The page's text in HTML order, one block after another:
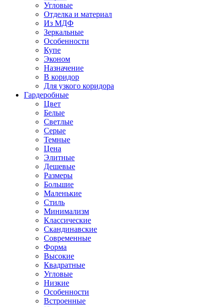
Угловые
Отделка и материал
Из МДФ
Зеркальные
Особенности
Купе
Эконом
Назначение
В коридор
Для узкого коридора
Гардеробные
Цвет
Белые
Светлые
Серые
Темные
Цена
Элитные
Дешевые
Размеры
Большие
Маленькие
Стиль
Минимализм
Классические
Скандинавские
Современные
Форма
Высокие
Квадратные
Угловые
Низкие
Особенности
Встроенные